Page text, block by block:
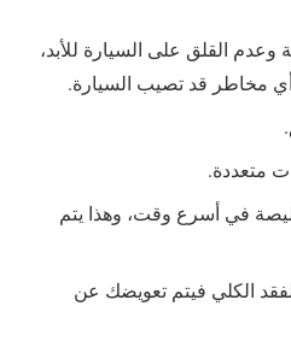
القلق على السيارة للأبد،
مخاطر قد تصيب السيارة.
متعددة.
في أسرع وقت، وهذا يتم
الكلي فيتم تعويضك عن